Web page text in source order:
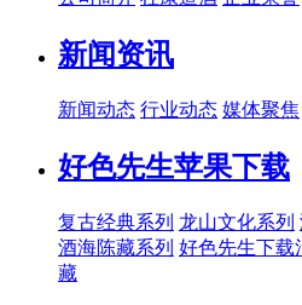
新闻资讯
新闻动态 行业动态 媒体聚焦
好色先生苹果下载
复古经典系列 龙山文化系列
酒海陈藏系列 好色先生下载
藏